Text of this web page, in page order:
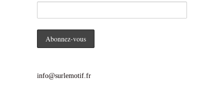
info@surlemotif.fr